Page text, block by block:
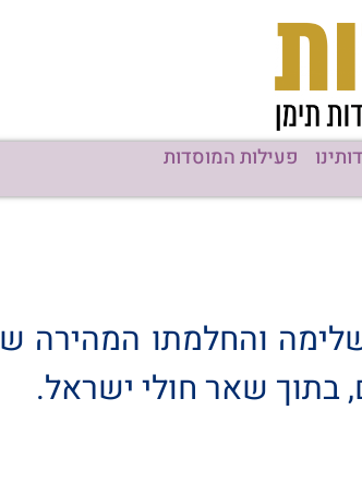
פעילות המוסדות
והחלמתו המהירה של
בתוך שאר חולי ישראל.